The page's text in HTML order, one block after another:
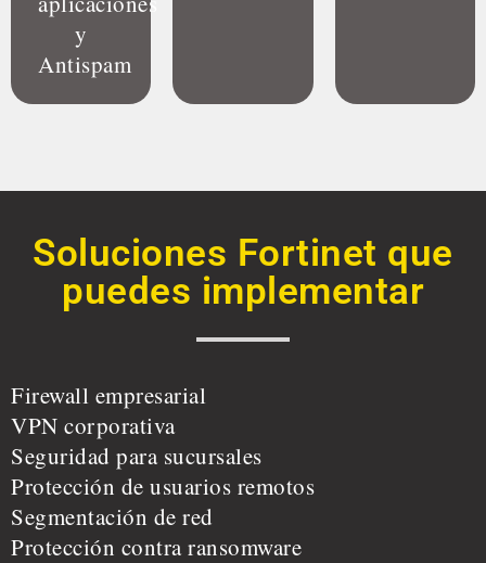
y
Antispam
Soluciones Fortinet que
puedes implementar
Firewall empresarial
VPN corporativa
Seguridad para sucursales
Protección de usuarios remotos
Segmentación de red
Protección contra ransomware